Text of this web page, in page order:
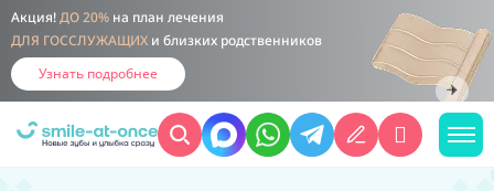
Акция! ДО 20% на план лечения
ДЛЯ ГОССЛУЖАЩИХ и близких родственников
Узнать подробнее